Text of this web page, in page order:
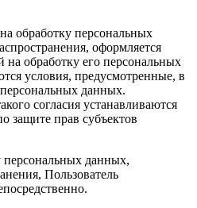
обработку персональных
оформляется
на обработку его персональных
условия, предусмотренные, в
персональных данных.
согласия устанавливаются
защите прав субъектов
персональных данных,
Пользователь